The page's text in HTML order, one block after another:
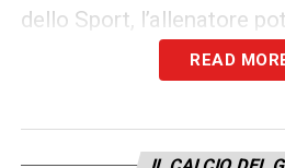
dello Sport, l’allenatore
stop dimezzato se
gli è stata notifica la
tra l’altro, sarebbero
READ